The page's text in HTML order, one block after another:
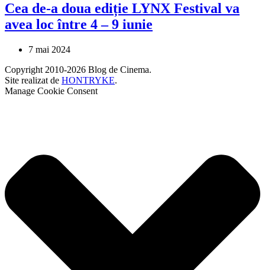
Cea de-a doua ediție LYNX Festival va
avea loc între 4 – 9 iunie
7 mai 2024
Copyright 2010-2026 Blog de Cinema.
Site realizat de HONTRYKE.
Manage Cookie Consent